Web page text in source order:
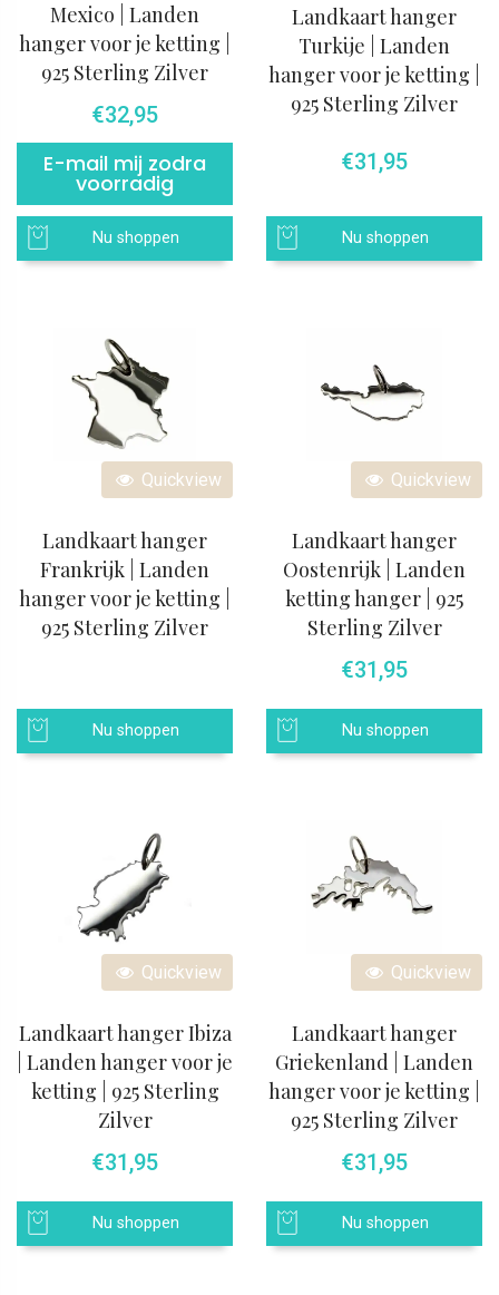
Mexico | Landen
hanger voor je ketting |
925 Sterling Zilver
€32,95
E-mail mij zodra
voorradig
Nu shoppen
Landkaart hanger
Turkije | Landen
hanger voor je ketting |
925 Sterling Zilver
€31,95
Nu shoppen
Quickview
Landkaart hanger
Frankrijk | Landen
hanger voor je ketting |
925 Sterling Zilver
Nu shoppen
Quickview
Landkaart hanger
Oostenrijk | Landen
ketting hanger | 925
Sterling Zilver
€31,95
Nu shoppen
Quickview
Landkaart hanger Ibiza
| Landen hanger voor je
ketting | 925 Sterling
Zilver
€31,95
Nu shoppen
Quickview
Landkaart hanger
Griekenland | Landen
hanger voor je ketting |
925 Sterling Zilver
€31,95
Nu shoppen